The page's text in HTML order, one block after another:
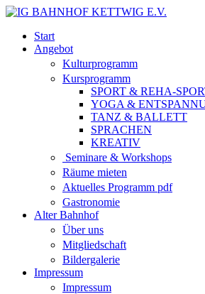
Start
Angebot
Kulturprogramm
Kursprogramm
SPORT & REHA-
YOGA &
TANZ & BALLETT
SPRACHEN
KREATIV
Seminare & Workshops
Räume mieten
Aktuelles Programm pdf
Gastronomie
Alter Bahnhof
Über uns
Mitgliedschaft
Bildergalerie
Impressum
Impressum